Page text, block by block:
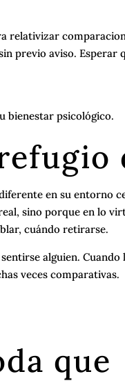
relativizar
previo aviso. Esperar
bienestar psicológico.
en su entorno
sino porque en lo
cuándo retirarse.
alguien. Cuando
veces comparativas.
que